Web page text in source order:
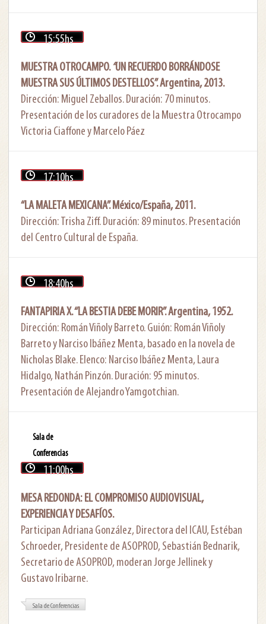
15:55hs
MUESTRA OTROCAMPO.“UN RECUERDO BORRÁNDOSE
MUESTRA SUS ÚLTIMOS DESTELLOS”. Argentina, 2013.
Dirección: Miguel Zeballos. Duración: 70 minutos.
Presentación de los curadores de la Muestra Otrocampo
Victoria Ciaffone y Marcelo Páez
17:10hs
“LA MALETA MEXICANA”. México/España, 2011.
Dirección: Trisha Ziff. Duración: 89 minutos. Presentación
del Centro Cultural de España.
18:40hs
FANTAPIRIA X. “LA BESTIA DEBE MORIR”. Argentina, 1952.
Dirección: Román Viñoly Barreto. Guión: Román Viñoly
Barreto y Narciso Ibáñez Menta, basado en la novela de
Nicholas Blake. Elenco: Narciso Ibáñez Menta, Laura
Hidalgo, Nathán Pinzón. Duración: 95 minutos.
Presentación de Alejandro Yamgotchian.
Sala de
Conferencias
11:00hs
MESA REDONDA: EL COMPROMISO AUDIOVISUAL,
EXPERIENCIA Y DESAFÍOS.
Participan Adriana González, Directora del ICAU, Estéban
Schroeder, Presidente de ASOPROD, Sebastián Bednarik,
Secretario de ASOPROD, moderan Jorge Jellinek y
Gustavo Iribarne.
Sala de Conferencias